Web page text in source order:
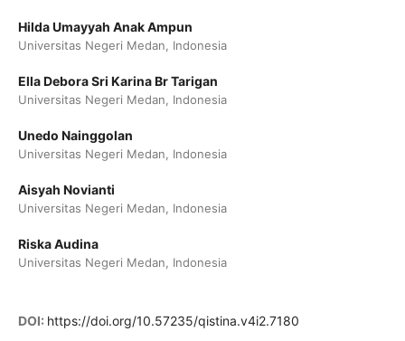
Hilda Umayyah Anak Ampun
Universitas Negeri Medan, Indonesia
Ella Debora Sri Karina Br Tarigan
Universitas Negeri Medan, Indonesia
Unedo Nainggolan
Universitas Negeri Medan, Indonesia
Aisyah Novianti
Universitas Negeri Medan, Indonesia
Riska Audina
Universitas Negeri Medan, Indonesia
DOI: https://doi.org/10.57235/qistina.v4i2.7180